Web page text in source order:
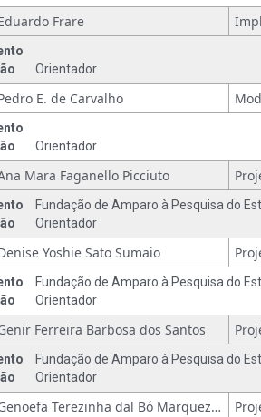
Frare
Orientador
E. de Carvalho
Orientador
Mara Faganello Picciuto
Fundação de Amparo à Pesquisa do
Orientador
Yoshie Sato Sumaio
Fundação de Amparo à Pesquisa do
Orientador
Ferreira Barbosa dos Santos
Fundação de Amparo à Pesquisa do
Orientador
Genoefa Terezinha dal Bó Marquezini